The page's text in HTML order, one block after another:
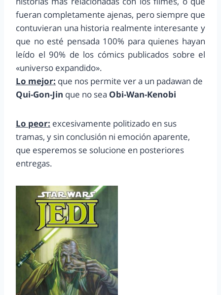
fueran completamente ajenas, pero siempre que
contuvieran una historia realmente interesante y
que no esté pensada 100% para quienes hayan
leído el 90% de los cómics publicados sobre el
«universo expandido».
Lo mejor: que nos permite ver a un padawan de
Qui-Gon-Jin que no sea Obi-Wan-Kenobi
Lo peor: excesivamente politizado en sus
tramas, y sin conclusión ni emoción aparente,
que esperemos se solucione en posteriores
entregas.